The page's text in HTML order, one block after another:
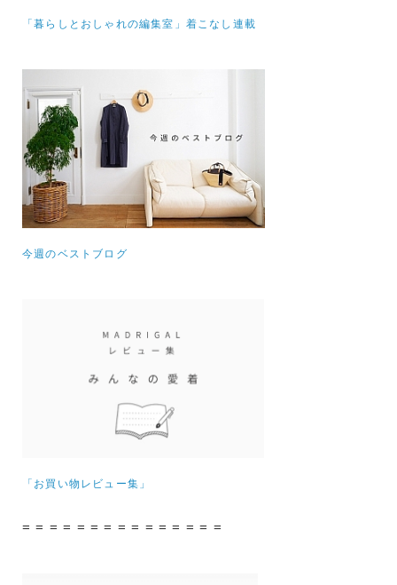
「暮らしとおしゃれの編集室」着こなし連載
今週のベストブログ
「お買い物レビュー集」
= = = = = = = = = = = = = = =